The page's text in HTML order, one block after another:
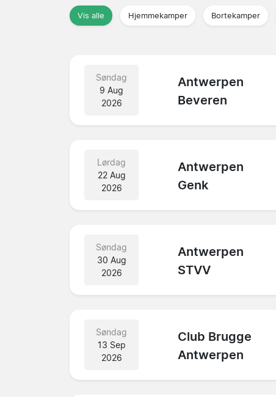
Vis alle Hjemmekamper Bortekamper
Søndag
9 Aug
2026
Antwerpen
Beveren
Lørdag
22 Aug
2026
Antwerpen
Genk
Søndag
30 Aug
2026
Antwerpen
STVV
Søndag
13 Sep
2026
Club Brugge
Antwerpen